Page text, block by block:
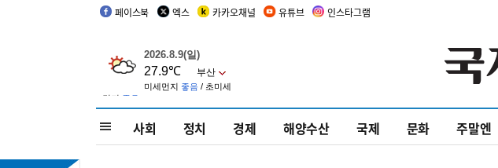
페이스북 엑스 카카오채널 유튜브 인스타그램
사회 정치 경제 해양수산 국제 문화 주말엔